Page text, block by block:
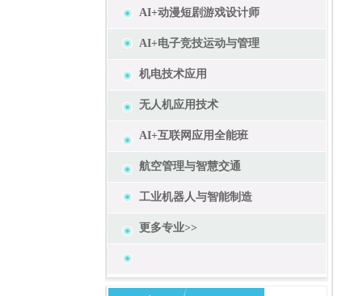
AI+动漫短剧游戏设计师
AI+电子竞技运动与管理
机电技术应用
无人机应用技术
AI+互联网应用全能班
航空管理与智慧交通
工业机器人与智能制造
更多专业>>